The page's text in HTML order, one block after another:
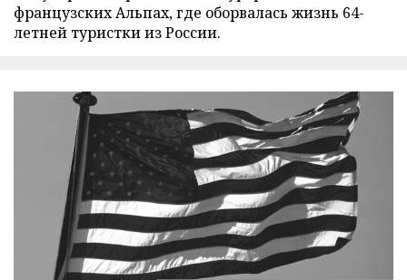
французских Альпах, где оборвалась жизнь 64-
летней туристки из России.